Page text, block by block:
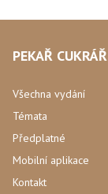
PEKAŘ CUKRÁŘ
Všechna vydání
Témata
Předplatné
Mobilní aplikace
Kontakt